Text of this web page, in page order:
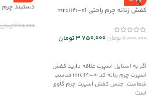
کفش زنانه چرم راحتی mrc1121-01
7,000,000تومان3,750,000تومان
اگر به استایل اسپرت علاقه دارید کفش
اسپرت چرم زنانه کد mrc1121-01 مناسب
شماست. جنس کفش اسپرت چرم گاوی
است
دستبند چرم mrc1318-07
280,000تومان